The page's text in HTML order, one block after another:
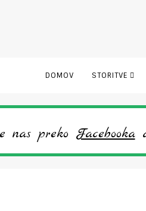
DOMOV STORITVE
nas preko Facebooka